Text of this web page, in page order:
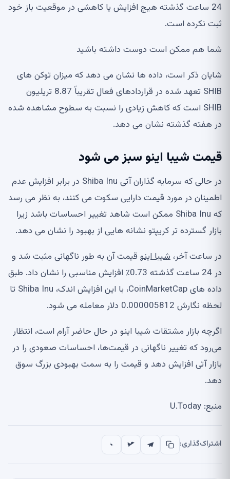
24 ساعت گذشته هیچ افزایش یا کاهشی در موقعیت باز خود
ثبت نکرده است.
شما هم ممکن است دوست داشته باشید
شایان ذکر است، داده ها نشان می دهد که میزان توکن های
SHIB تعهد شده در قراردادهای فعال تقریباً 8.87 تریلیون
SHIB است که کاهش زیادی را نسبت به سطوح مشاهده شده
در هفته گذشته نشان می دهد.
قیمت شیبا اینو سبز می شود
در حالی که سرمایه گذاران آتی Shiba Inu در برابر افزایش عدم
اطمینان در مورد قیمت دارایی سکوت می کنند، به نظر می رسد
که Shiba Inu ممکن است شاهد تغییر احساسات باشد زیرا
بازار گسترده تر کریپتو نشانه هایی از بهبود را نشان می دهد.
در ساعت آخر، شیبا اینو قیمت آن به طور ناگهانی مثبت شد و
در 24 ساعت گذشته 0.73٪ افزایش مناسبی را نشان داد. طبق
داده های CoinMarketCap، با این افزایش اندک، Shiba Inu تا
لحظه نگارش 0.000005812 دلار معامله می شود.
اگرچه بازار مشتقات شیبا اینو در حال حاضر آرام است، انتظار
می‌رود که تغییر ناگهانی در قیمت‌ها، احساسات صعودی را در
بازار آتی افزایش دهد و قیمت را به سمت بهبودی بزرگ سوق
دهد.
منبع: U.Today
اشتراک‌گذاری: